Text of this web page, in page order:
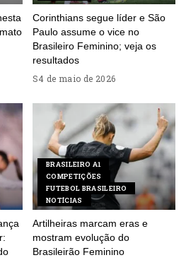
Corinthians segue líder e São
Paulo assume o vice no
Brasileiro Feminino; veja os
resultados
4 de maio de 2026
BRASILEIRO A1
COMPETIÇÕES
FUTEBOL BRASILEIRO
NOTÍCIAS
Artilheiras marcam eras e
mostram evolução do
Brasileirão Feminino